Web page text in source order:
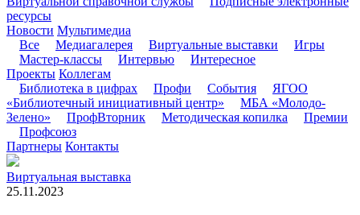
ресурсы
Новости Мультимедиа
Все
Медиагалерея Виртуальные выставки
Игры
Мастер-классы
Интервью
Интересное
Проекты Коллегам
Библиотека в цифрах
Профи События
ЯГОО
«Библиотечный инициативный центр»
МБА «Молодо-
Зелено»
ПрофВторник Методическая копилка
Премии
Профсоюз
Партнеры Контакты
Виртуальная выставка
25.11.2023